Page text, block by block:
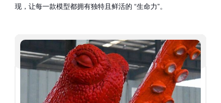
现，让每一款模型都拥有独特且鲜活的 “生命力”。